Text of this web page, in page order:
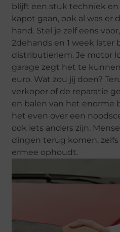
blijft een stuk techniek en
kapot gaan, ook al was er
hand. Stel je zelf eens
2dehands en 1 week later
distributieriem. Je motor
garage zegt het te
euro. Wat zou jij doen?
verkoper of de reparatie
en balen van het enorme
het even over een
ook iets anders zijn.
dingen terug komen,
ermee ophoudt.